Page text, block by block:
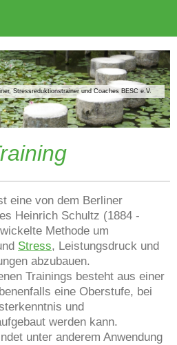
Stressreduktionstrainer und Coaches BESC e.V.
eine von dem Berliner
Heinrich Schultz (1884 -
Methode um
Stress, Leistungsdruck und
abzubauen.
Trainings besteht aus einer
eine Oberstufe, bei
und
werden kann.
unter anderem Anwendung